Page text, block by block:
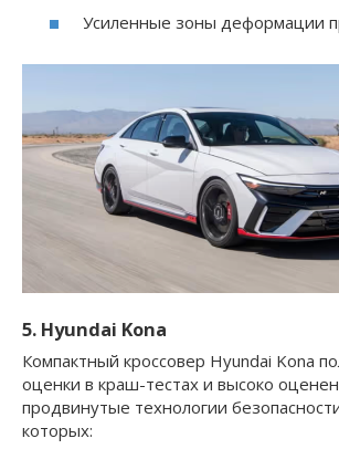
Усиленные зоны деформации
5. Hyundai Kona
Компактный кроссовер Hyundai Kona
оценки в краш-тестах и высоко
продвинутые технологии
которых: